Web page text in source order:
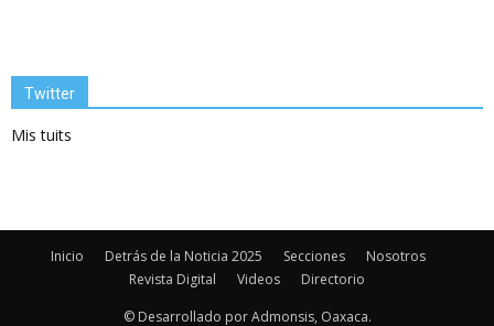
Twitter
Mis tuits
Inicio Detrás de la Noticia 2025 Secciones
Nosotros
Revista Digital
Videos
Directorio
© Desarrollado por Admonsis, Oaxaca.